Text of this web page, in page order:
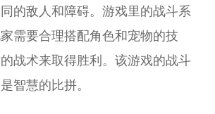
的敌人和障碍。游戏里的战斗系
需要合理搭配角色和宠物的技
战术来取得胜利。该游戏的战斗
智慧的比拼。